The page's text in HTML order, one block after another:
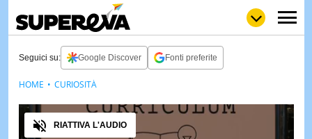
LOLGULP
LOVENEWS
Seguici su: Google Discover Fonti preferite
Audio
RIATTIVA L'AUDIO
HOME CURIOSITÀ